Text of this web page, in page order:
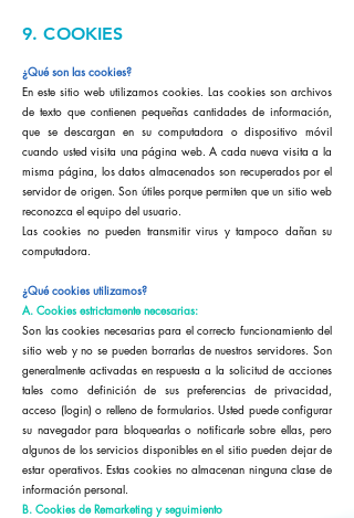
9. COOKIES
¿Qué son las cookies?
En este sitio web utilizamos cookies. Las cookies son archivos
de texto que contienen pequeñas cantidades de información,
que se descargan en su computadora o dispositivo móvil
cuando usted visita una página web. A cada nueva visita a la
misma página, los datos almacenados son recuperados por el
servidor de origen. Son útiles porque permiten que un sitio web
reconozca el equipo del usuario.
Las cookies no pueden transmitir virus y tampoco dañan su
computadora.
¿Qué cookies utilizamos?
A. Cookies estrictamente necesarias:
Son las cookies necesarias para el correcto funcionamiento del
sitio web y no se pueden borrarlas de nuestros servidores. Son
generalmente activadas en respuesta a la solicitud de acciones
tales como definición de sus preferencias de privacidad,
acceso (login) o relleno de formularios. Usted puede configurar
su navegador para bloquearlas o notificarle sobre ellas, pero
algunos de los servicios disponibles en el sitio pueden dejar de
estar operativos. Estas cookies no almacenan ninguna clase de
información personal.
B. Cookies de Remarketing y seguimiento